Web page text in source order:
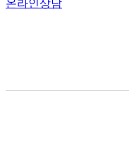
온라인상담